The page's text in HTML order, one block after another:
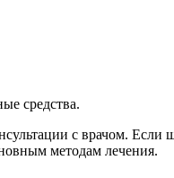
средства.
с врачом.
методам лечения.